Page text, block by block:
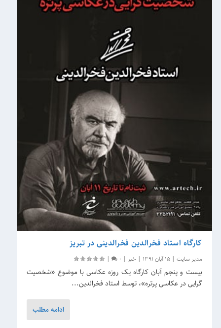
کارگاه استاد فخرالدین فخرالدینی در تبریز
مدیر سایت |15 آبان 1391 | خبر |
0
|
بیست و پنجم آبان کارگاه یک روزه عکاسی با موضوع «شخصیت
گرایی در عکاسی پرتره»، توسط استاد فخرالدین...
ادامه مطلب